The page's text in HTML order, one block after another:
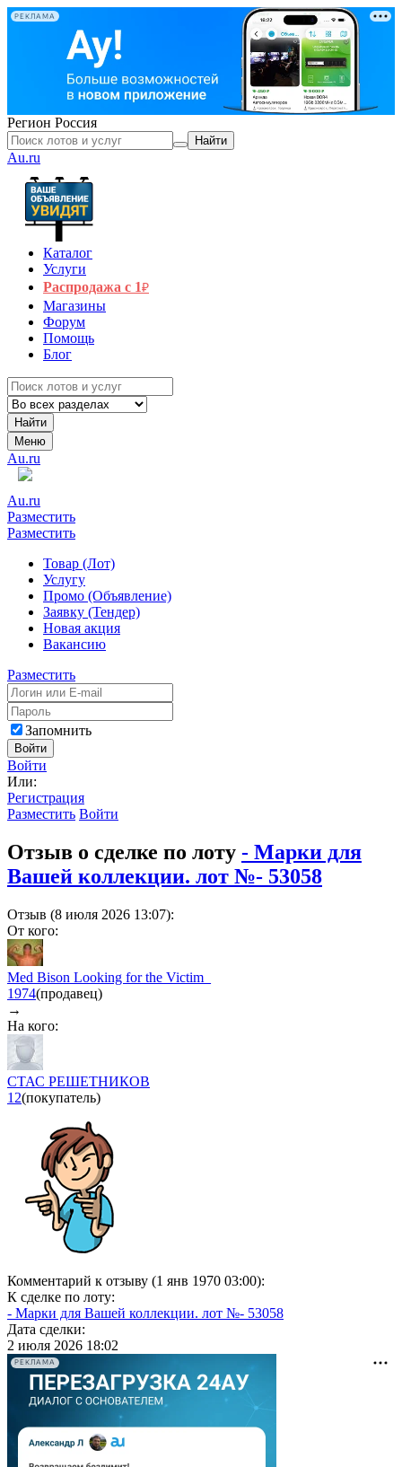
РЕКЛАМА
Регион Россия
Найти
Au.ru
Каталог
Услуги
Распродажа с 1₽
Магазины
Форум
Помощь
Блог
Найти
Меню
Au.ru
Au.ru
Разместить
Разместить
Товар (Лот)
Услугу
Промо (Объявление)
Заявку (Тендер)
Новая акция
Вакансию
Разместить
Запомнить
Войти
Войти
Или:
Регистрация
Разместить Войти
Отзыв о сделке по лоту - Марки для
Вашей коллекции. лот №- 53058
Отзыв (8 июля 2026 13:07):
От кого:
Med Bison Looking for the Victim_
1974(продавец)
→
На кого:
СТАС РЕШЕТНИКОВ
12(покупатель)
Комментарий к отзыву (1 янв 1970 03:00):
К сделке по лоту:
- Марки для Вашей коллекции. лот №- 53058
Дата сделки:
2 июля 2026 18:02
РЕКЛАМА